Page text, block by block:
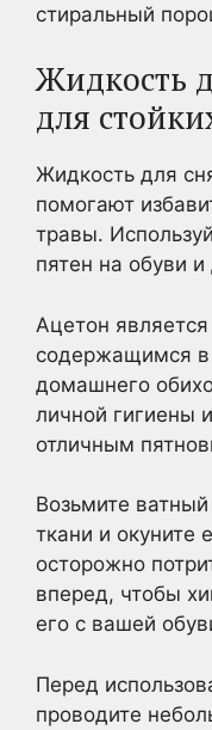
стиральный
Жидкость
для
Жидкость для
помогают
травы.
пятен на обуви
Ацетон
содержащимся в
домашнего
личной гигиены
отличным
Возьмите
ткани и окуните
осторожно
вперед, чтобы
его с вашей
Перед
проводите